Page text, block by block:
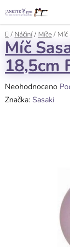
na
obsah
Domů
/ Náčiní / Míče / Míč
Míč
18,5cm
Průměrné
hodnocení
Neohodnoceno
Značka: Sasaki